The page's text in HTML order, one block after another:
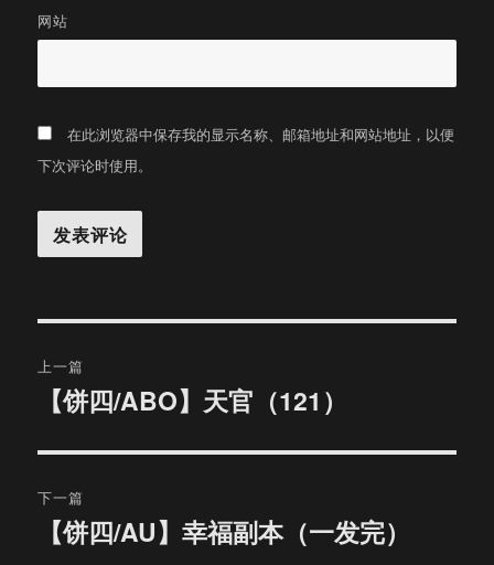
网站
在此浏览器中保存我的显示名称、邮箱地址和网站地址，以便
下次评论时使用。
章
航
上一篇
文
章：
【饼四/ABO】天官（121）
下一篇
【饼四/AU】幸福副本（一发完）